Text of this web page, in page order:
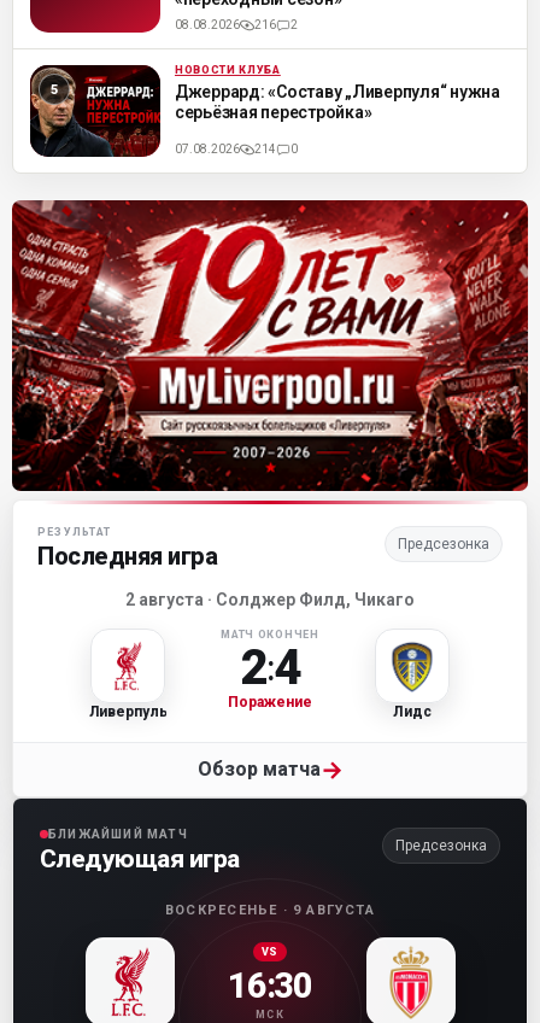
08.08.2026 216 2
ML НОВОСТИ КЛУБА
Джеррард: «Составу „Ливерпуля“ нужна
серьёзная перестройка»
07.08.2026 214 0
Матч-центр «Ливерпуля»
РЕЗУЛЬТАТ
Последняя игра Предсезонка
2 августа · Солджер Филд, Чикаго
Ливерпуль
МАТЧ ОКОНЧЕН
2:4
Поражение
Лидс
Обзор матча→
БЛИЖАЙШИЙ МАТЧ
Следующая игра Предсезонка
ВОСКРЕСЕНЬЕ · 9 АВГУСТА
VS
16:30
МСК